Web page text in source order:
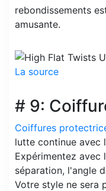
rebondissements
amusante.
La source
# 9:
Coiffures
lutte continue avec
Expérimentez avec
séparation, l'angle
Votre style ne sera